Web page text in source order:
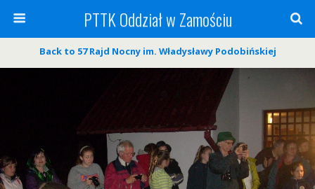
PTTK Oddział w Zamościu
Back to 57 Rajd Nocny im. Władysławy Podobińskiej